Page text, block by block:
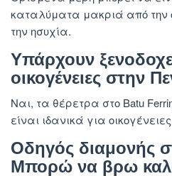
καταλύματα μακριά από την
την ησυχία.
Υπάρχουν
οικογένειες στην
Ναι, τα θέρετρα στο Batu
είναι ιδανικά για
Οδηγός διαμονής
Μπορώ να βρω